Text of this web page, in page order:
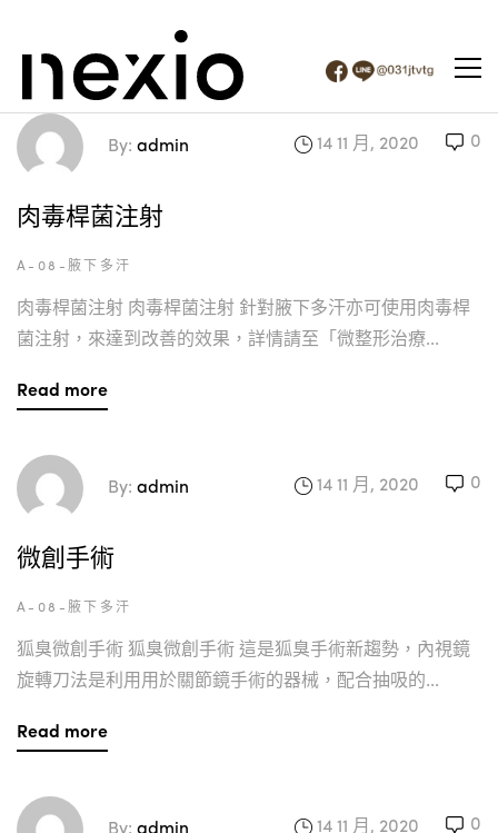
By: admin 14 11 月, 2020 0
肉毒桿菌注射
A-08-腋下多汗
肉毒桿菌注射 肉毒桿菌注射 針對腋下多汗亦可使用肉毒桿
菌注射，來達到改善的效果，詳情請至「微整形治療...
Read more
By: admin 14 11 月, 2020 0
微創手術
A-08-腋下多汗
狐臭微創手術 狐臭微創手術 這是狐臭手術新趨勢，內視鏡
旋轉刀法是利用用於關節鏡手術的器械，配合抽吸的...
Read more
By: admin 14 11 月, 2020 0